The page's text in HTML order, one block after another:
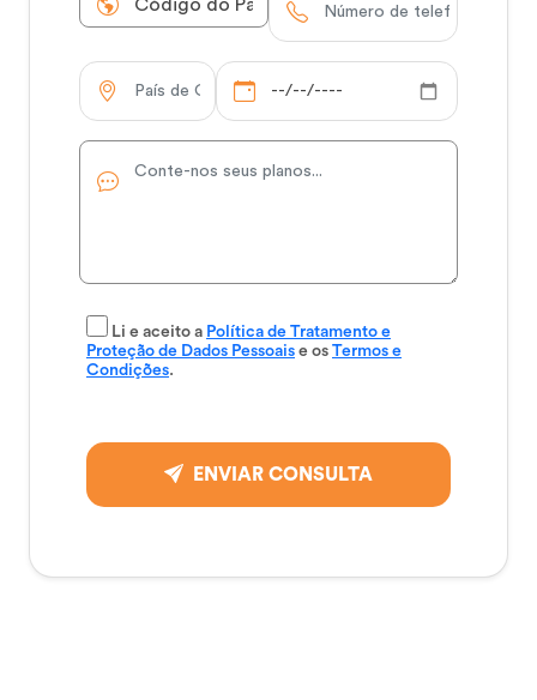
Li e aceito a Política de Tratamento e
Proteção de Dados Pessoais e os Termos e
Condições.
ENVIAR CONSULTA